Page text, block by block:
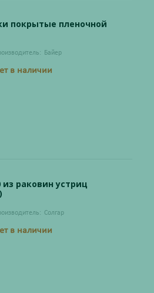
покрытые пленочной
Байер
в наличии
из раковин устриц
Солгар
в наличии